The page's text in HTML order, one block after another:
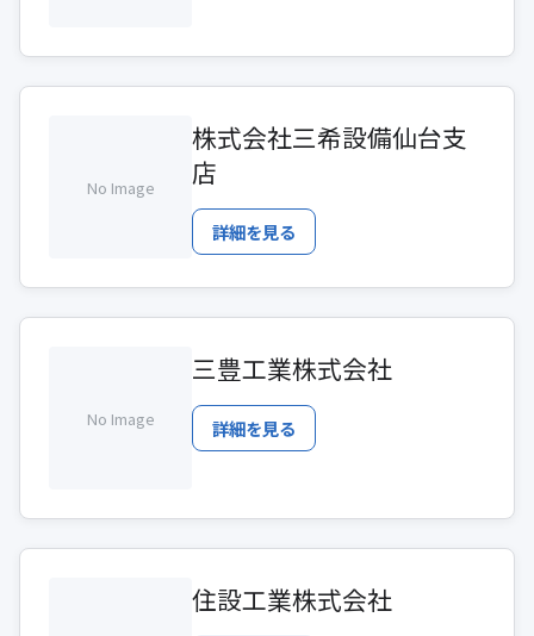
No Image
株式会社三希設備仙台支
店
詳細を見る
No Image
三豊工業株式会社
詳細を見る
住設工業株式会社